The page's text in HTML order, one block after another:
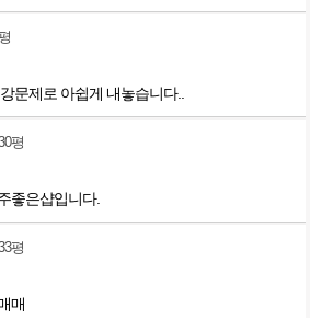
문제로 아쉽게 내놓습니다..
평
좋은샵입니다.
평
매